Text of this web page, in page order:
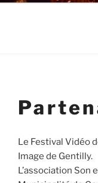
Le Festival Vidéo
Image de Gentilly.
L’association Son